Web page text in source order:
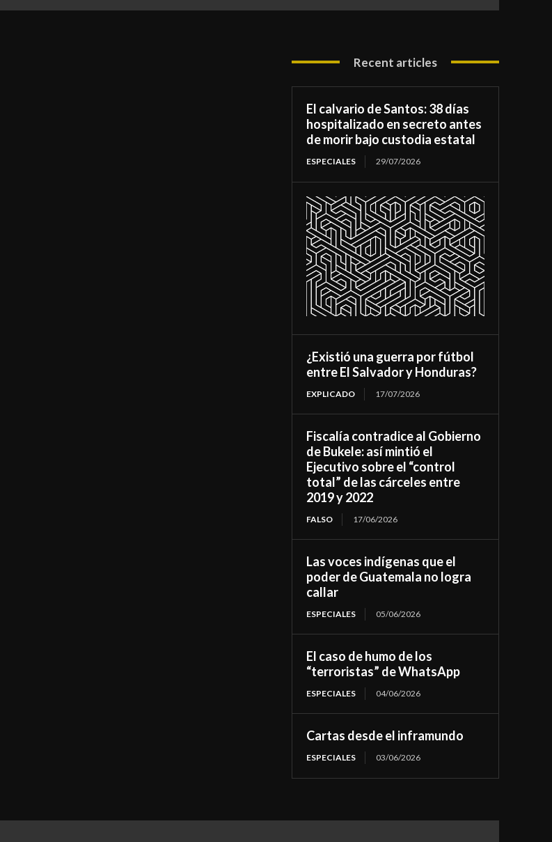
Recent articles
El calvario de Santos: 38 días
hospitalizado en secreto antes
de morir bajo custodia estatal
ESPECIALES 29/07/2026
¿Existió una guerra por fútbol
entre El Salvador y Honduras?
EXPLICADO 17/07/2026
Fiscalía contradice al Gobierno
de Bukele: así mintió el
Ejecutivo sobre el “control
total” de las cárceles entre
2019 y 2022
FALSO 17/06/2026
Las voces indígenas que el
poder de Guatemala no logra
callar
ESPECIALES 05/06/2026
El caso de humo de los
“terroristas” de WhatsApp
ESPECIALES 04/06/2026
Cartas desde el inframundo
ESPECIALES 03/06/2026